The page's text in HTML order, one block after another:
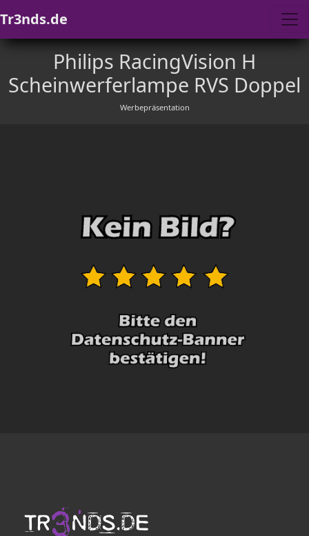
Tr3nds.de
Philips RacingVision H
Scheinwerferlampe RVS Doppel
Werbepräsentation